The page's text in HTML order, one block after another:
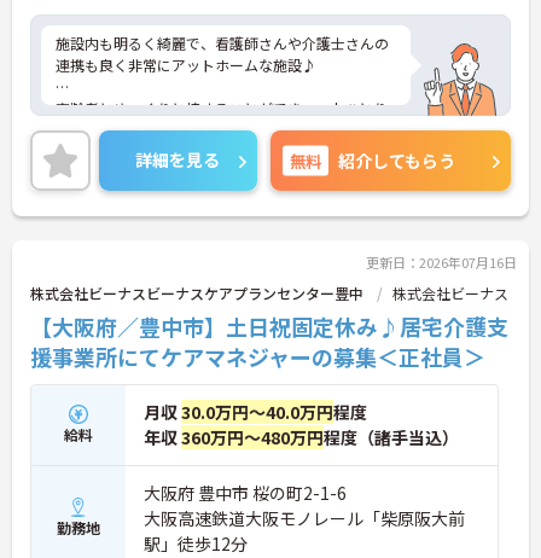
施設内も明るく綺麗で、看護師さんや介護士さんの
連携も良く非常にアットホームな施設♪
高齢者とゆっくりと接することができ、一人ひとり
の裁量が大きいのもやりがいの一つです。
ご興味がある方は是非一度マイナビまでお問い合わ
せください。さらに詳細などお伝えします！
詳細を見る 無料 紹介してもらう
更新日：2026年07月16日
株式会社ビーナスビーナスケアプランセンター豊中 株式会社ビーナス
【大阪府／豊中市】土日祝固定休み♪居宅介護支
援事業所にてケアマネジャーの募集＜正社員＞
給料
月収30.0万円～40.0万円程度
年収360万円～480万円程度（諸手当込）
勤務地
大阪府 豊中市 桜の町2-1-6
大阪高速鉄道大阪モノレール「柴原阪大前
駅」徒歩12分